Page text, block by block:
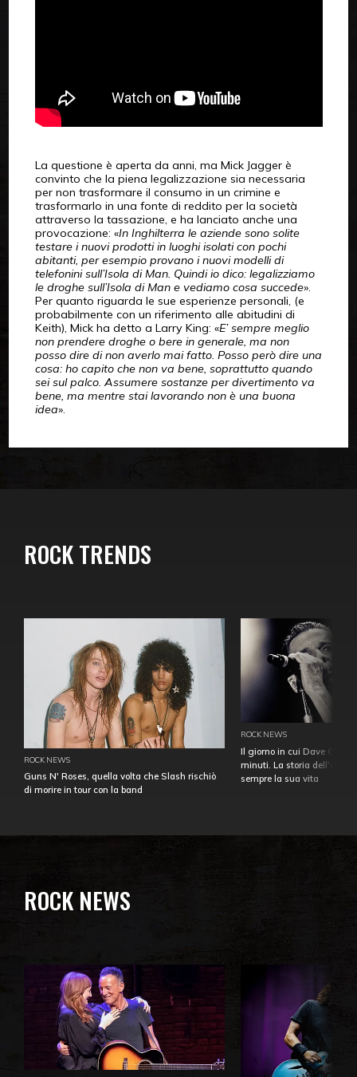
La questione è aperta da anni, ma Mick Jagger è
convinto che la piena legalizzazione sia necessaria
per non trasformare il consumo in un crimine e
trasformarlo in una fonte di reddito per la società
attraverso la tassazione, e ha lanciato anche una
provocazione: «In Inghilterra le aziende sono solite
testare i nuovi prodotti in luoghi isolati con pochi
abitanti, per esempio provano i nuovi modelli di
telefonini sull’Isola di Man. Quindi io dico: legalizziamo
le droghe sull’Isola di Man e vediamo cosa succede».
Per quanto riguarda le sue esperienze personali, (e
probabilmente con un riferimento alle abitudini di
Keith), Mick ha detto a Larry King: «E’ sempre meglio
non prendere droghe o bere in generale, ma non
posso dire di non averlo mai fatto. Posso però dire una
cosa: ho capito che non va bene, soprattutto quando
sei sul palco. Assumere sostanze per divertimento va
bene, ma mentre stai lavorando non è una buona
idea».
ROCK TRENDS
ROCK NEWS
Guns N' Roses, quella volta che Slash rischiò
di morire in tour con la band
ROCK NEWS
Il giorno in cui Dave
minuti. La storia
sempre la sua vita
ROCK NEWS